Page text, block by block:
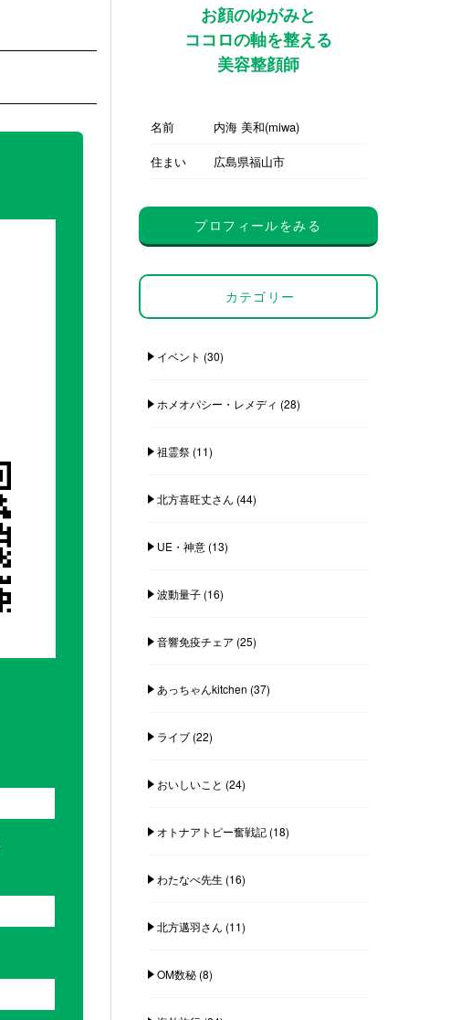
お顔のゆがみと
ココロの軸を整える
美容整顔師
名前
内海 美和(miwa)
住まい
広島県福山市
プロフィールをみる
カテゴリー
イベント (30)
ホメオパシー・レメディ (28)
祖霊祭(11)
北方喜旺丈さん (44)
UE・神意(13)
波動量子(16)
音響免疫チェア (25)
あっちゃんkitchen (37)
ライブ(22)
おいしいこと (24)
オトナアトピー奮戦記(18)
わたなべ先生 (16)
北方邁羽さん (11)
OM数秘(8)